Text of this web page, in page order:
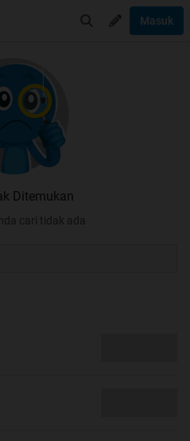
Masuk
Ditemukan
cari tidak ada